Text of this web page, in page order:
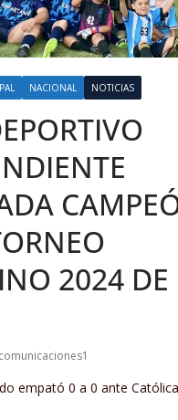
NACIONAL NOTICIAS
2024 DE
comunicaciones1
empató 0 a 0 ante